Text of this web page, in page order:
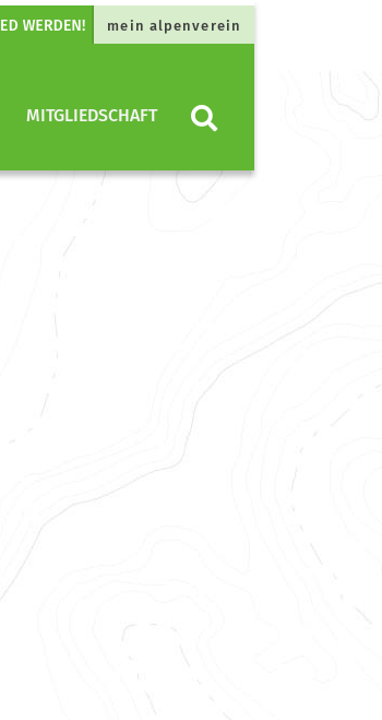
mein alpenverein
MITGLIEDSCHAFT